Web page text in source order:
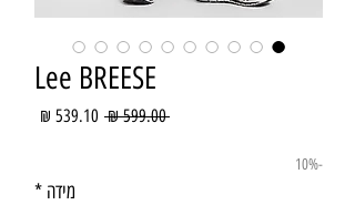
Lee BREESE
‏599.00 ‏₪
מחיר
-10%
מידה *